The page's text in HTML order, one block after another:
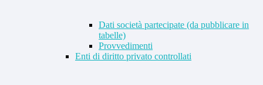
Dati società partecipate (da pubblicare in
tabelle)
Provvedimenti
Enti di diritto privato controllati